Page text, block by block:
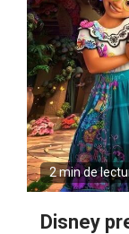
2 min de
Disney